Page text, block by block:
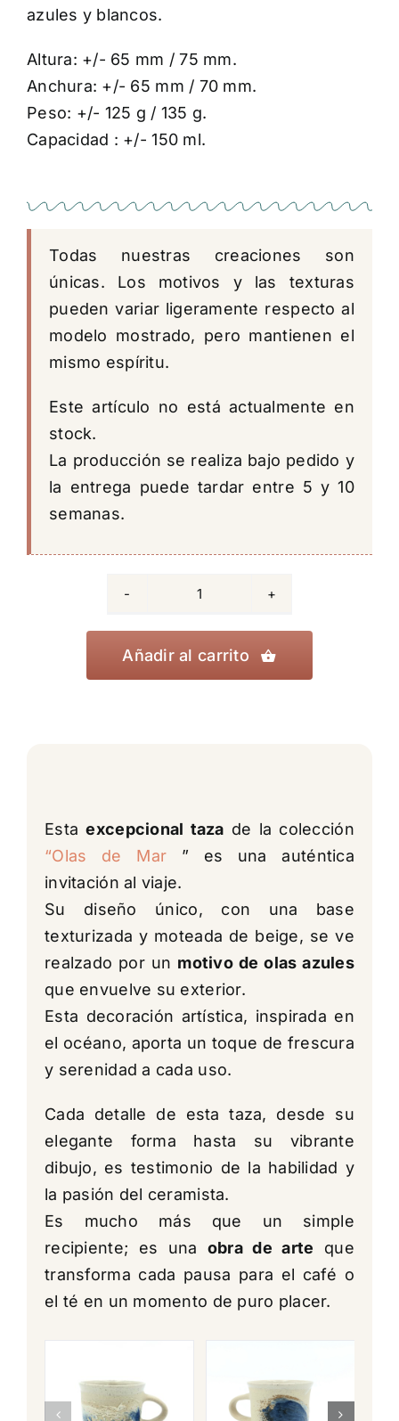
azules y blancos.
Altura: +/- 65 mm / 75 mm.
Anchura: +/- 65 mm / 70 mm.
Peso: +/- 125 g / 135 g.
Capacidad : +/- 150 ml.
Todas nuestras creaciones son
únicas. Los motivos y las texturas
pueden variar ligeramente respecto al
modelo mostrado, pero mantienen el
mismo espíritu.
Este artículo no está actualmente en
stock.
La producción se realiza bajo pedido y
la entrega puede tardar entre 5 y 10
semanas.
Taza
de
Añadir al carrito
Estaexcepcional taza de la colección
“Olas de Mar ” es una auténtica
invitación al viaje.
Su diseño único, con una base
texturizada y moteada de beige, se ve
realzado por un motivo de olas azules
que envuelve su exterior.
Esta decoración artística, inspirada en
el océano, aporta un toque de frescura
y serenidad a cada uso.
Cada detalle de esta taza, desde su
elegante forma hasta su vibrante
dibujo, es testimonio de la habilidad y
la pasión del ceramista.
Es mucho más que un simple
recipiente; es una obra de arte que
transforma cada pausa para el café o
el té en un momento de puro placer.